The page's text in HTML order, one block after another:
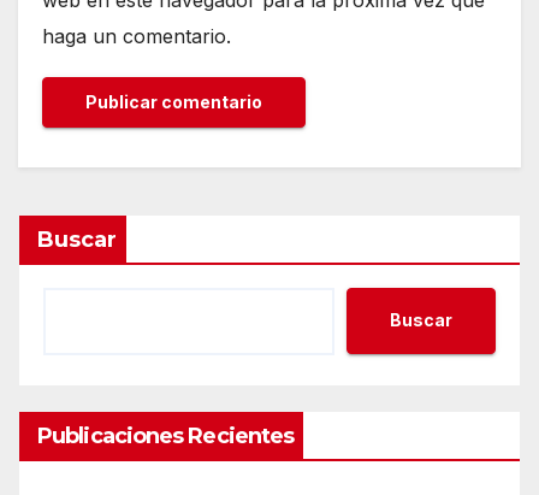
haga un comentario.
Buscar
Buscar
Publicaciones Recientes